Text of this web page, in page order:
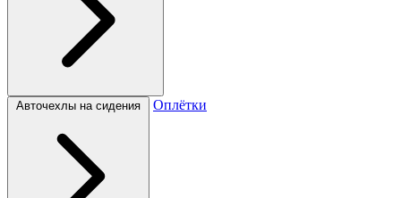
Авточехлы на сидения Оплётки